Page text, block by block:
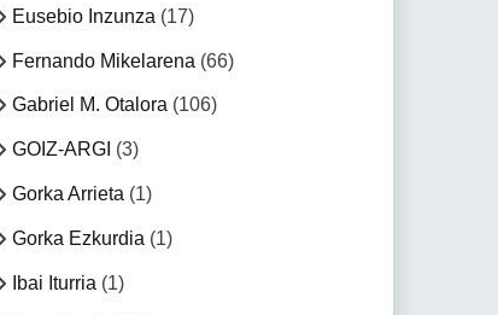
Eusebio Inzunza (17)
Fernando Mikelarena (66)
Gabriel M. Otalora(106)
GOIZ-ARGI (3)
Gorka Arrieta (1)
Gorka Ezkurdia (1)
Ibai Iturria (1)